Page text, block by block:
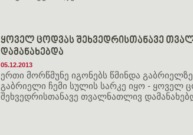
ყოველ ცოდვას შეხვედრისთანავე
დამანახებდა
05.12.2013
ერთი მორწმუნე იგონებს წმინდა
გაბრიელი ჩემი სულის სარკე იყო - ყოველ
შეხვედრისთანავე თვალნათლივ